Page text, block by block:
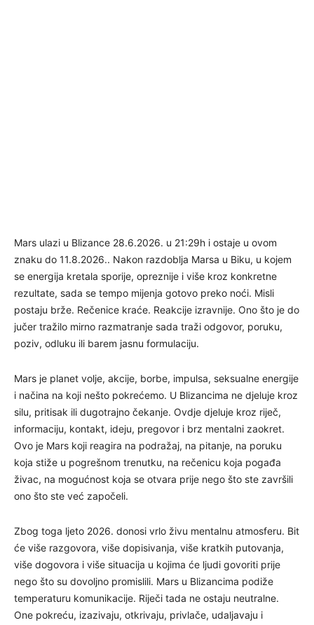
Mars ulazi u Blizance 28.6.2026. u 21:29h i ostaje u ovom
znaku do 11.8.2026.. Nakon razdoblja Marsa u Biku, u kojem
se energija kretala sporije, opreznije i više kroz konkretne
rezultate, sada se tempo mijenja gotovo preko noći. Misli
postaju brže. Rečenice kraće. Reakcije izravnije. Ono što je do
jučer tražilo mirno razmatranje sada traži odgovor, poruku,
poziv, odluku ili barem jasnu formulaciju.
Mars je planet volje, akcije, borbe, impulsa, seksualne energije
i načina na koji nešto pokrećemo. U Blizancima ne djeluje kroz
silu, pritisak ili dugotrajno čekanje. Ovdje djeluje kroz riječ,
informaciju, kontakt, ideju, pregovor i brz mentalni zaokret.
Ovo je Mars koji reagira na podražaj, na pitanje, na poruku
koja stiže u pogrešnom trenutku, na rečenicu koja pogađa
živac, na mogućnost koja se otvara prije nego što ste završili
ono što ste već započeli.
Zbog toga ljeto 2026. donosi vrlo živu mentalnu atmosferu. Bit
će više razgovora, više dopisivanja, više kratkih putovanja,
više dogovora i više situacija u kojima će ljudi govoriti prije
nego što su dovoljno promislili. Mars u Blizancima podiže
temperaturu komunikacije. Riječi tada ne ostaju neutralne.
One pokreću, izazivaju, otkrivaju, privlače, udaljavaju i